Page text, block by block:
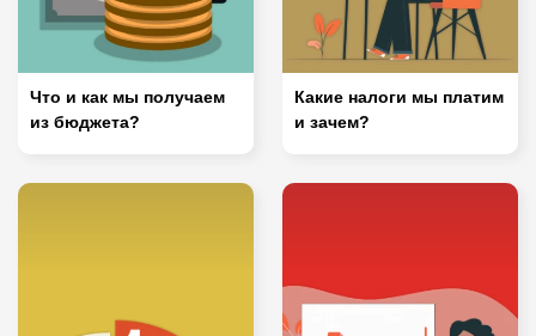
Что и как мы получаем
из бюджета?
Какие налоги мы платим
и зачем?